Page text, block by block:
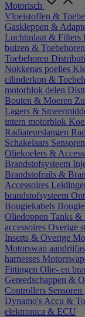
Motorisch
Vloeistoffen &
Gaskleppen &
Luchtinlaat & Filters
buizen & Toebehoren
Toebehoren
Nokkenas poelies
cilinderkop &
motorblok delen
Bouten & Moeren
Lagers &
intern motorblok
Radiateurslangen
Schakelaars
Oliekoelers &
Brandstofsysteem
Brandstofrails &
Accessoires
brandstofsysteem
Bougiekabels
Oliedoppen Tanks &
accessoires Overige
Inserts & Overige
Motorswap
harnesses
Fittingen Olie- en
Gereedschappen &
Controllers
Dynamo's Accu &
elektronica & ECU